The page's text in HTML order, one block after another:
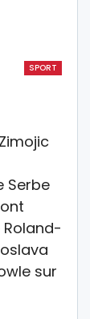
SPORT
Serbe
sur